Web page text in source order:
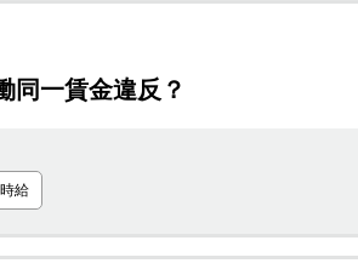
一賃金違反？
時給